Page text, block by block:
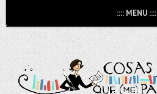
:::: MENU ::::